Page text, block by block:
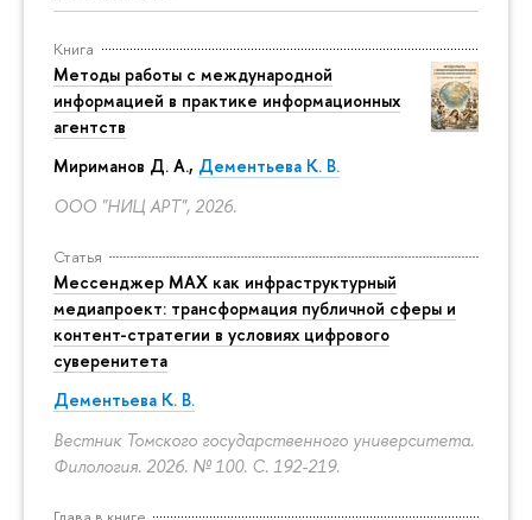
Книга
Методы работы с международной
информацией в практике информационных
агентств
Мириманов Д. А., Дементьева К. В.
ООО "НИЦ АРТ", 2026.
Статья
Мессенджер MAX как инфраструктурный
медиапроект: трансформация публичной сферы и
контент-стратегии в условиях цифрового
суверенитета
Дементьева К. В.
Вестник Томского государственного университета.
Филология. 2026. № 100. С. 192-219.